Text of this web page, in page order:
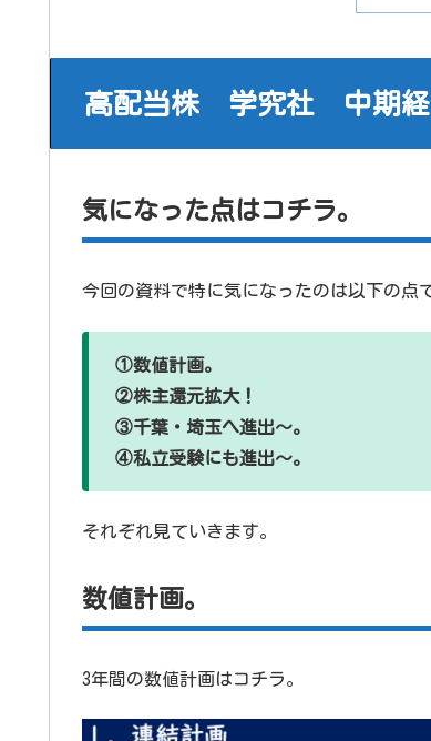
高配当株 学究社 中期経
気になった点はコチラ。
今回の資料で特に気になったのは以下の点
①数値計画。
②株主還元拡大！
③千葉・埼玉へ進出～。
④私立受験にも進出～。
それぞれ見ていきます。
数値計画。
3年間の数値計画はコチラ。